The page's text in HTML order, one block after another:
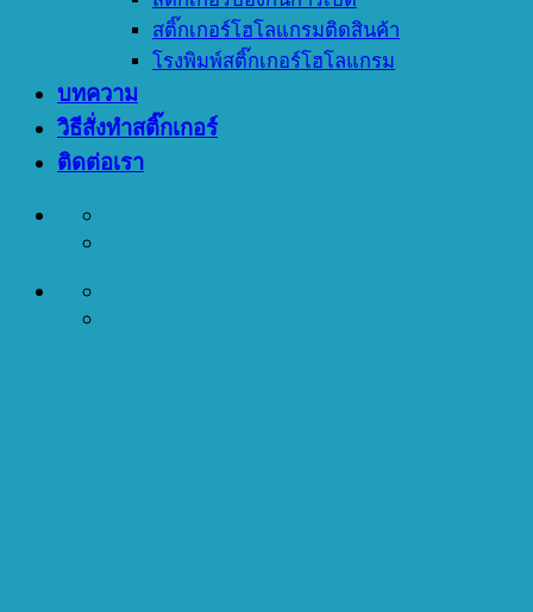
สติ๊กเกอร์โฮโลแกรมติดสินค้า
โรงพิมพ์สติ๊กเกอร์โฮโลแกรม
บทความ
วิธีสั่งทำสติ๊กเกอร์
ติดต่อเรา